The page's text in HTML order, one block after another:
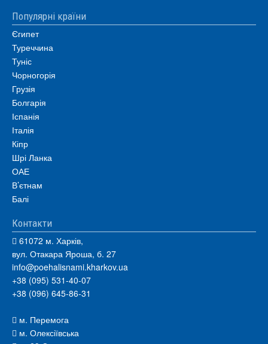
Популярні країни
Єгипет
Туреччина
Туніс
Чорногорія
Грузія
Болгарія
Іспанія
Італія
Кіпр
Шрі Ланка
ОАЕ
В’єтнам
Балі
Контакти
61072 м. Харків,
вул. Отакара Яроша, б. 27
info@poehalisnami.kharkov.ua
+38 (095) 531-40-07
+38 (096) 645-86-31
м. Перемога
м. Олексіївська